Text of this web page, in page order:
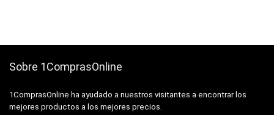
Sobre 1ComprasOnline
1ComprasOnline ha ayudado a nuestros visitantes a encontrar los
mejores productos a los mejores precios.